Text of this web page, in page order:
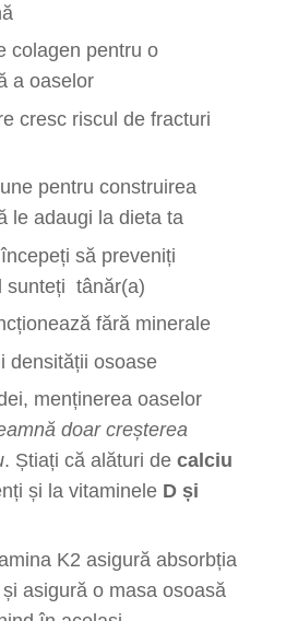
colagen pentru o
a oaselor
cresc riscul de fracturi
pentru construirea
le adaugi la dieta ta
să preveniți
sunteți tânăr(a)
fără minerale
densității osoase
menținerea oaselor
doar creșterea
. Știați că alături de calciu
și la vitaminele D și
K2 asigură absorbția
asigură o masa osoasă